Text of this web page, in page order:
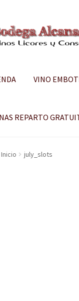
VINO
REPARTO
Inicio july_slots